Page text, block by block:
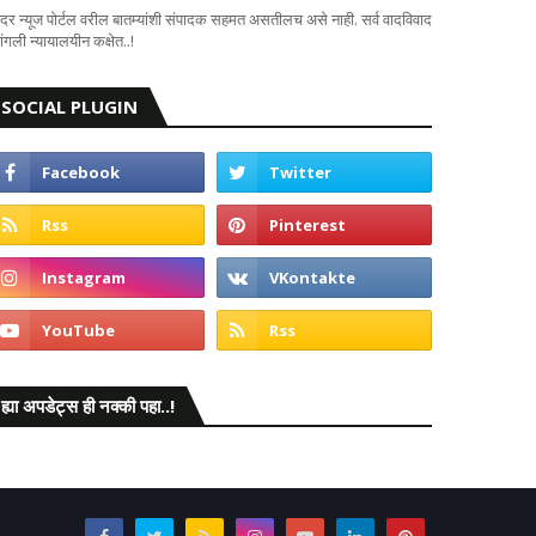
न्यूज पोर्टल वरील बातम्यांशी संपादक सहमत असतीलच असे नाही. सर्व वादविवाद
न्यायालयीन कक्षेत..!
SOCIAL PLUGIN
ह्या अपडेट्स ही नक्की पहा..!